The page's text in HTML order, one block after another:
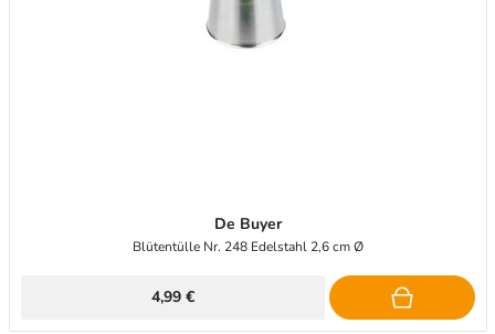
De Buyer
Blütentülle Nr. 248 Edelstahl 2,6 cm Ø
4,99 €